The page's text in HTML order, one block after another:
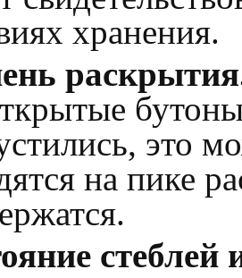
хранения.
это
на пике
стеблей